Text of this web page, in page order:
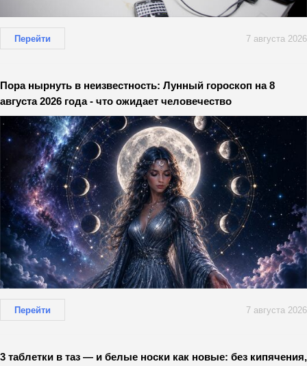
Перейти 7 августа 2026
Пора нырнуть в неизвестность: Лунный гороскоп на 8
августа 2026 года - что ожидает человечество
Перейти 7 августа 2026
3 таблетки в таз — и белые носки как новые: без кипячения,